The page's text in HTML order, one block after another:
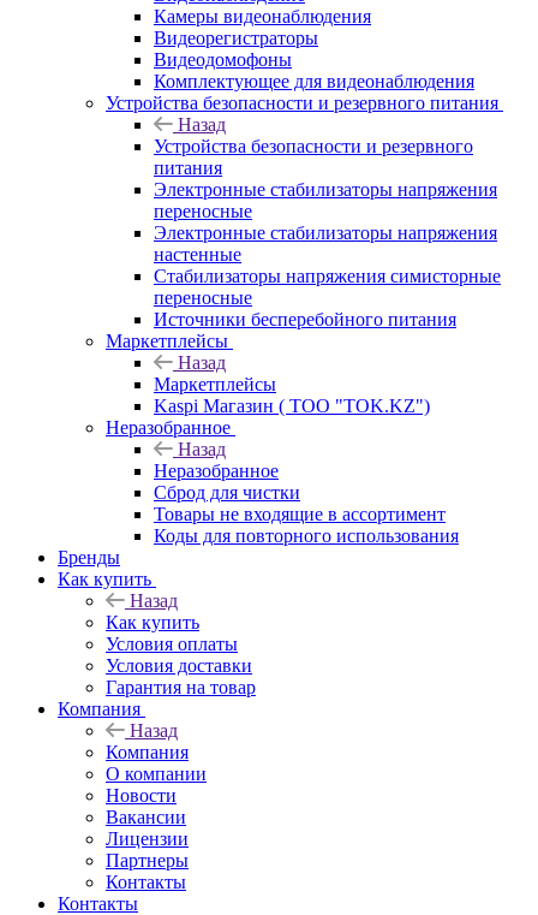
Камеры видеонаблюдения
Видеорегистраторы
Видеодомофоны
Комплектующее для видеонаблюдения
Устройства безопасности и резервного питания
Назад
Устройства безопасности и резервного
питания
Электронные стабилизаторы напряжения
переносные
Электронные стабилизаторы напряжения
настенные
Стабилизаторы напряжения симисторные
переносные
Источники бесперебойного питания
Маркетплейсы
Назад
Маркетплейсы
Kaspi Магазин ( ТОО "TOK.KZ")
Неразобранное
Назад
Неразобранное
Сброд для чистки
Товары не входящие в ассортимент
Коды для повторного использования
Бренды
Как купить
Назад
Как купить
Условия оплаты
Условия доставки
Гарантия на товар
Компания
Назад
Компания
О компании
Новости
Вакансии
Лицензии
Партнеры
Контакты
Контакты